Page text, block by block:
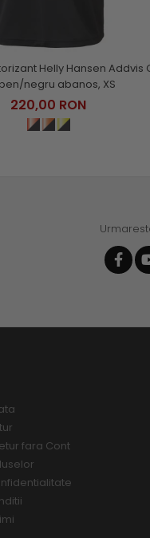
Helly Hansen Addvis
negru abanos, XS
220,00 RON
fara Cont